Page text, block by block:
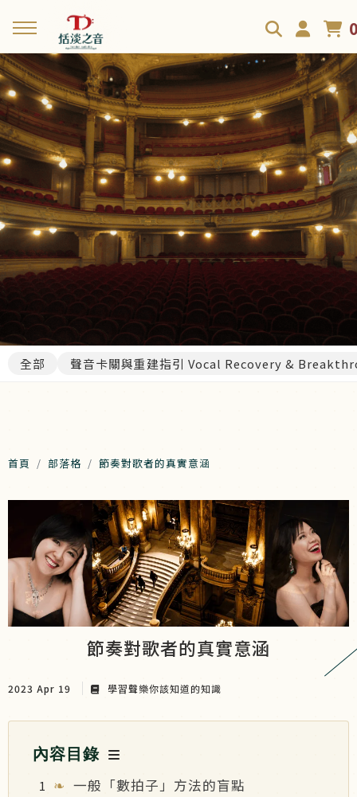
回主選單
最新線上課程
《 情緒，是你最大的聲音開關
》破解舞台緊張
《聲樂地圖：Appoggio 與呼
吸的覺察全書》
《 最完整的覺察課：情緒、聲
音與呼吸一次理解 》
每月線上聲樂講座
回主選單
與我預約
個別課預約
聲樂個別課介紹
合作邀約
回主選單
聲樂文章與影音
部落格
Podcast
回主選單
活動資訊
演出資訊
全部 聲音卡關與重建指引 Vocal Recovery &
首頁 部落格 節奏對歌者的真實意涵
節奏對歌者的真實意涵
2023 Apr 19 學習聲樂你該知道的知識
內容目錄
一般「數拍子」方法的盲點